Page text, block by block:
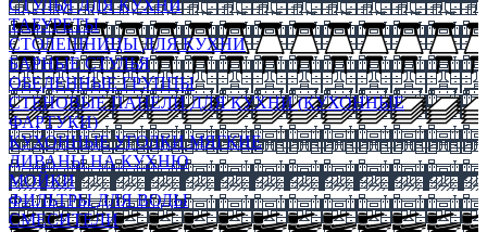
СТУЛЬЯ ДЛЯ КУХНИ
ТАБУРЕТЫ
СТОЛЕШНИЦЫ ДЛЯ КУХНИ
БАРНЫЕ СТУЛЬЯ
ОБЕДЕННЫЕ ГРУППЫ
СТЕНОВЫЕ ПАНЕЛИ ДЛЯ КУХНИ (КУХОННЫЕ
ФАРТУКИ)
КУХОННЫЕ УГОЛКИ МЯГКИЕ
ДИВАНЫ НА КУХНЮ
МОЙКИ
ФИЛЬТРЫ ДЛЯ ВОДЫ
СМЕСИТЕЛИ